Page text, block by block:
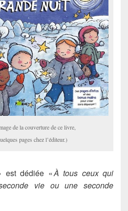
de la couverture de ce livre,
pages chez l’éditeur.)
est dédiée «À tous ceux qui
vie ou une seconde